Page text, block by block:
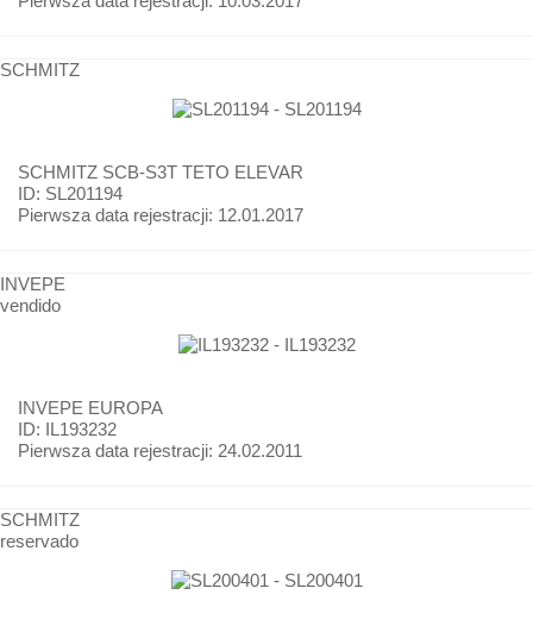
SCHMITZ
SCHMITZ SCB-S3T TETO ELEVAR
ID: SL201194
Pierwsza data rejestracji: 12.01.2017
INVEPE
vendido
INVEPE EUROPA
ID: IL193232
Pierwsza data rejestracji: 24.02.2011
SCHMITZ
reservado